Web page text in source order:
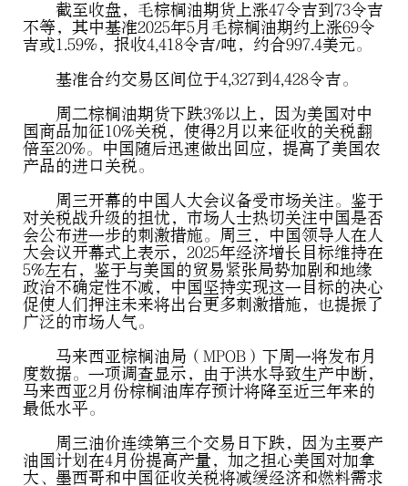
截至收盘，毛棕榈油期货上涨47令吉到73令吉
不等，其中基准2025年5月毛棕榈油期约上涨69令
吉或1.59%，报收4,418令吉/吨，约合997.4美元。
基准合约交易区间位于4,327到4,428令吉。
周二棕榈油期货下跌3%以上，因为美国对中
国商品加征10%关税，使得2月以来征收的关税翻
倍至20%。中国随后迅速做出回应，提高了美国农
产品的进口关税。
周三开幕的中国人大会议备受市场关注。鉴于
对关税战升级的担忧，市场人士热切关注中国是否
会公布进一步的刺激措施。周三，中国领导人在人
大会议开幕式上表示，2025年经济增长目标维持在
5%左右，鉴于与美国的贸易紧张局势加剧和地缘
政治不确定性不减，中国坚持实现这一目标的决心
促使人们押注未来将出台更多刺激措施，也提振了
广泛的市场人气。
马来西亚棕榈油局（MPOB）下周一将发布月
度数据。一项调查显示，由于洪水导致生产中断，
马来西亚2月份棕榈油库存预计将降至近三年来的
最低水平。
周三油价连续第三个交易日下跌，因为主要产
油国计划在4月份提高产量，加之担心美国对加拿
大、墨西哥和中国征收关税将减缓经济和燃料需求